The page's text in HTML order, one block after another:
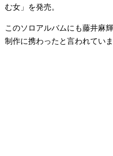
む女」を発売。
このソロアルバムにも藤井麻
制作に携わった と言われていま